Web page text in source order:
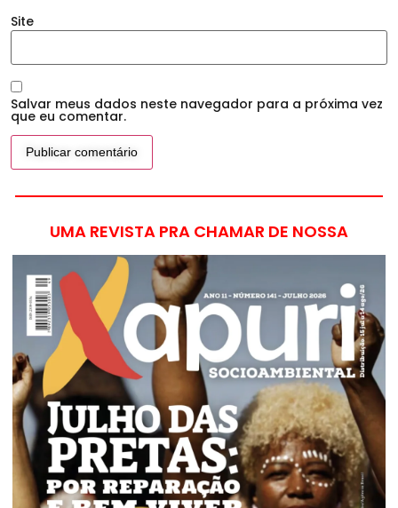
Site
Salvar meus dados neste navegador para a próxima vez
que eu comentar.
UMA REVISTA PRA CHAMAR DE NOSSA